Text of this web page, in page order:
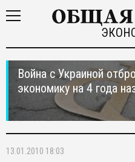
Война с Украиной
экономику на 4 года
13.01.2010 18:03